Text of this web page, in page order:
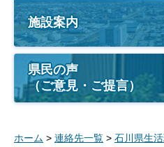
施設案内
県民の声
（ご意見・ご提言）
ホーム > 連絡先一覧 > 石川県生